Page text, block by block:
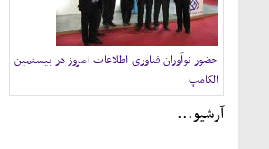
حضور نوآوران فناوری اطلاعات امروز در بیستمین
الکامپ
آرشيو...